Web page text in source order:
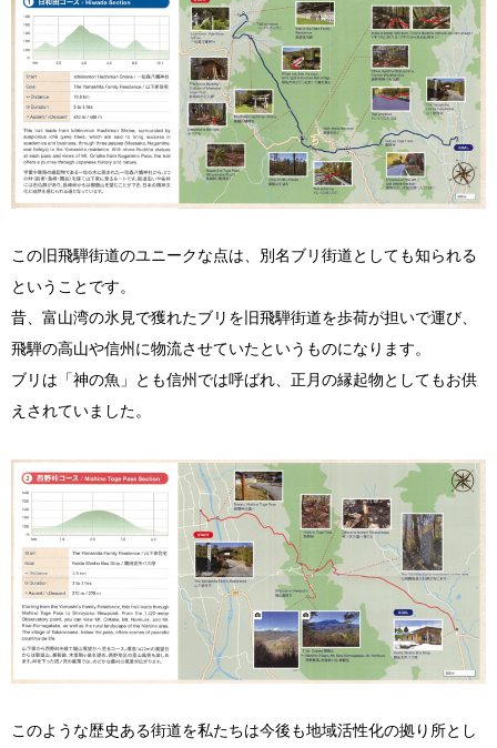
この旧飛騨街道のユニークな点は、別名ブリ街道としても知られる
ということです。
昔、富山湾の氷見で獲れたブリを旧飛騨街道を歩荷が担いで運び、
飛騨の高山や信州に物流させていたというものになります。
ブリは「神の魚」とも信州では呼ばれ、正月の縁起物としてもお供
えされていました。
このような歴史ある街道を私たちは今後も地域活性化の拠り所とし